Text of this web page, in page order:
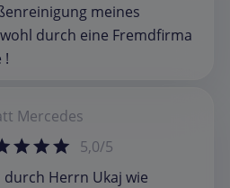
meines
durch eine Fremdfirma
!
Mercedes
5,0/5
Herrn Ukaj wie